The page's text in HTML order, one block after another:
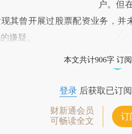
户。但
其曾开展过股票配资业务，并
嫌疑。
本文共计906字 订
登录后获取已订
财新通会员
可畅读全文
订